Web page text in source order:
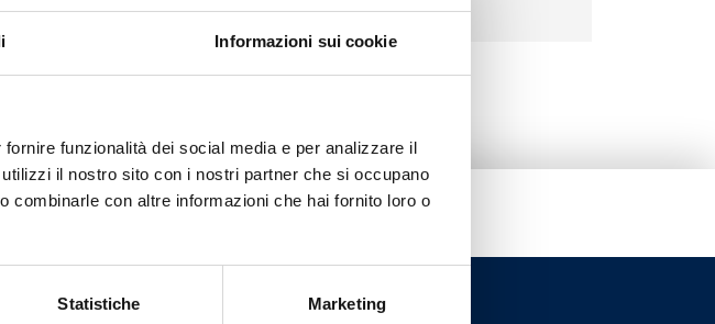
Informazioni sui cookie
funzionalità dei social media e per analizzare il
il nostro sito con i nostri partner che si occupano
combinarle con altre informazioni che hai fornito loro o
Statistiche Marketing
20 80
Hilfe?